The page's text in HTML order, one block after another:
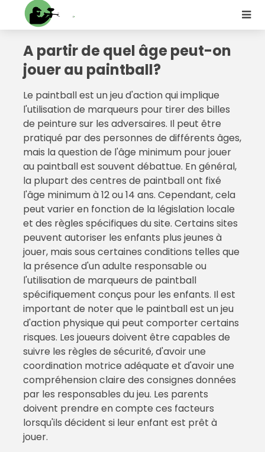
A partir de quel âge peut-on
jouer au paintball?
Le paintball est un jeu d'action qui implique
l'utilisation de marqueurs pour tirer des billes
de peinture sur les adversaires. Il peut être
pratiqué par des personnes de différents âges,
mais la question de l'âge minimum pour jouer
au paintball est souvent débattue. En général,
la plupart des centres de paintball ont fixé
l'âge minimum à 12 ou 14 ans. Cependant, cela
peut varier en fonction de la législation locale
et des règles spécifiques du site. Certains sites
peuvent autoriser les enfants plus jeunes à
jouer, mais sous certaines conditions telles que
la présence d'un adulte responsable ou
l'utilisation de marqueurs de paintball
spécifiquement conçus pour les enfants. Il est
important de noter que le paintball est un jeu
d'action physique qui peut comporter certains
risques. Les joueurs doivent être capables de
suivre les règles de sécurité, d'avoir une
coordination motrice adéquate et d'avoir une
compréhension claire des consignes données
par les responsables du jeu. Les parents
doivent prendre en compte ces facteurs
lorsqu'ils décident si leur enfant est prêt à
jouer.